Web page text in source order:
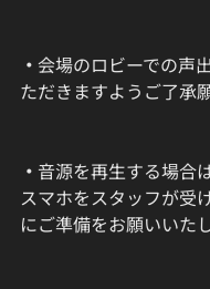
・ 会場のロビーでの声
ただきますようご了承
・ 音源を再生する場合
スマホをスタッフが受
にご準備をお願いいたし